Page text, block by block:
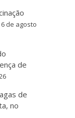
6 de agosto
de
de
no